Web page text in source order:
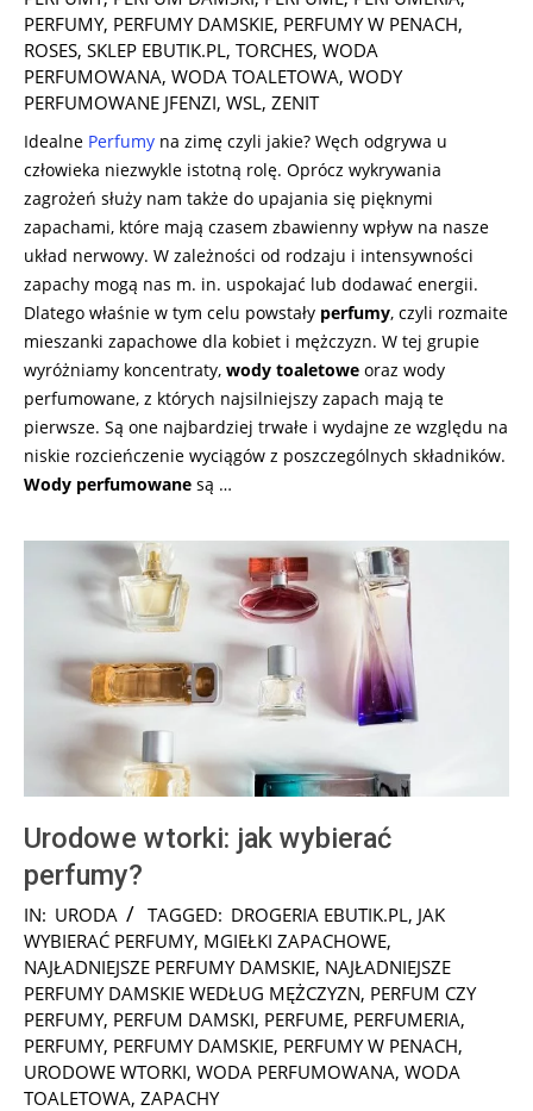
PERFUMY, PERFUMY DAMSKIE, PERFUMY W PENACH,
ROSES, SKLEP EBUTIK.PL, TORCHES, WODA
PERFUMOWANA, WODA TOALETOWA, WODY
PERFUMOWANE JFENZI, WSL, ZENIT
Idealne Perfumy na zimę czyli jakie? Węch odgrywa u
człowieka niezwykle istotną rolę. Oprócz wykrywania
zagrożeń służy nam także do upajania się pięknymi
zapachami, które mają czasem zbawienny wpływ na nasze
układ nerwowy. W zależności od rodzaju i intensywności
zapachy mogą nas m. in. uspokajać lub dodawać energii.
Dlatego właśnie w tym celu powstały perfumy, czyli rozmaite
mieszanki zapachowe dla kobiet i mężczyzn. W tej grupie
wyróżniamy koncentraty, wody toaletowe oraz wody
perfumowane, z których najsilniejszy zapach mają te
pierwsze. Są one najbardziej trwałe i wydajne ze względu na
niskie rozcieńczenie wyciągów z poszczególnych składników.
Wody perfumowane są …
Urodowe wtorki: jak wybierać
perfumy?
2024-
10-
17
IN: URODA TAGGED: DROGERIA EBUTIK.PL, JAK
WYBIERAĆ PERFUMY, MGIEŁKI ZAPACHOWE,
NAJŁADNIEJSZE PERFUMY DAMSKIE, NAJŁADNIEJSZE
PERFUMY DAMSKIE WEDŁUG MĘŻCZYZN, PERFUM CZY
PERFUMY, PERFUM DAMSKI, PERFUME, PERFUMERIA,
PERFUMY, PERFUMY DAMSKIE, PERFUMY W PENACH,
URODOWE WTORKI, WODA PERFUMOWANA, WODA
TOALETOWA, ZAPACHY